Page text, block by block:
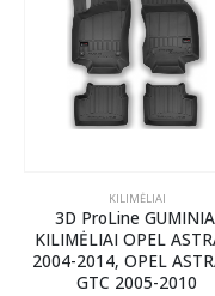
KILIMĖLIAI
3D ProLine
KILIMĖLIAI OPEL
2004-2014, OPEL
GTC 2005-2010